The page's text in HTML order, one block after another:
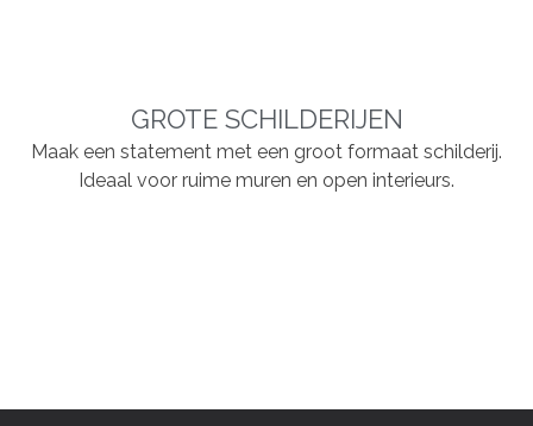
GROTE SCHILDERIJEN
Maak een statement met een groot formaat schilderij.
Ideaal voor ruime muren en open interieurs.